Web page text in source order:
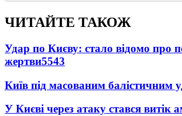
ЧИТАЙТЕ ТАКОЖ
Удар по Києву: стало відомо про
жертви5543
Київ під масованим балістичним
У Києві через атаку стався витік